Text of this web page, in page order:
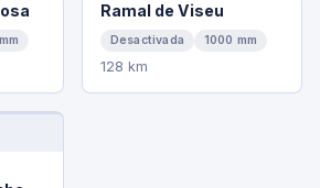
Ramal de Viseu
Desactivada 1000 mm
128 km